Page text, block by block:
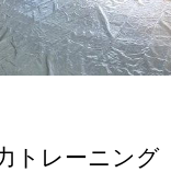
トレーニング